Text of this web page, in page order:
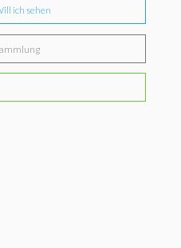
ich sehen